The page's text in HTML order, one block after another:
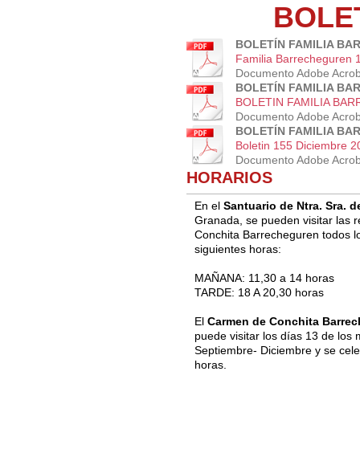
BOLETÍN FAMILIA
Familia Barrecheguren
Documento Adobe
BOLETÍN FAMILIA
BOLETIN FAMILIA
Documento Adobe
BOLETÍN FAMILIA
Boletin 155 Diciembre
Documento Adobe
HORARIOS
En el Santuario de Ntra. Sra.
Granada, se pueden visitar las
Conchita Barrecheguren todos
siguientes horas:
MAÑANA: 11,30 a 14 horas
TARDE: 18 A 20,30 horas
El Carmen de Conchita
puede visitar los días 13 de los
Septiembre- Diciembre y se
horas.